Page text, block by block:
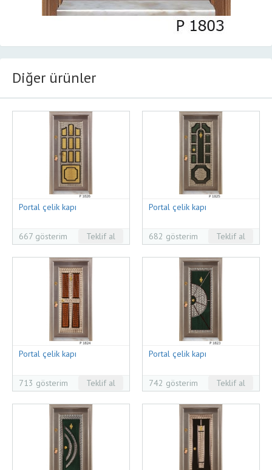
Diğer ürünler
Portal çelik kapı
667 gösterim Teklif al
Portal çelik kapı
682 gösterim Teklif al
Portal çelik kapı
713 gösterim Teklif al
Portal çelik kapı
742 gösterim Teklif al